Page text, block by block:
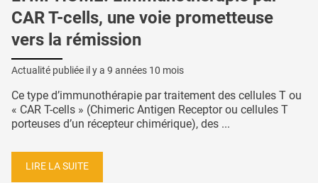
CAR T-cells, une voie prometteuse
vers la rémission
Actualité publiée il y a 9 années 10 mois
Ce type d’immunothérapie par traitement des cellules T ou
« CAR T-cells » (Chimeric Antigen Receptor ou cellules T
porteuses d’un récepteur chimérique), des ...
LIRE LA SUITE